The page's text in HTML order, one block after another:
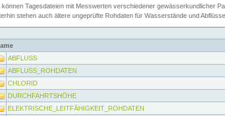
können Tagesdateien mit Messwerten verschiedener gewässerkundlicher
stehen auch ältere ungeprüfte Rohdaten für Wasserstände und
ABFLUSS
ABFLUSS_ROHDATEN
CHLORID
DURCHFAHRTSHÖHE
ELEKTRISCHE_LEITFÄHIGKEIT_ROHDATEN